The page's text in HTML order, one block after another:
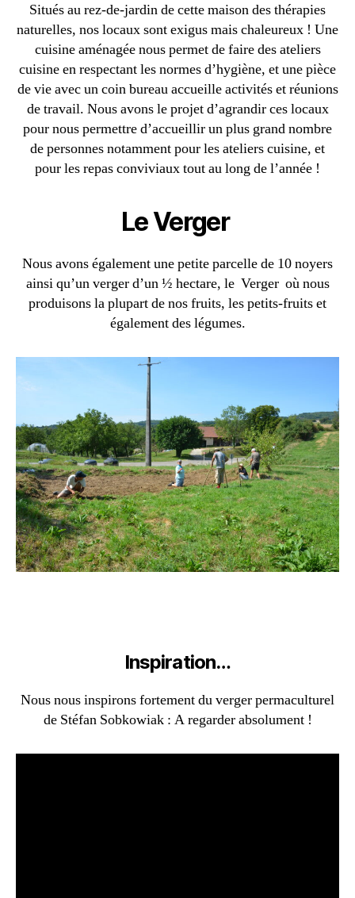
Situés au rez-de-jardin de cette maison des thérapies
naturelles, nos locaux sont exigus mais chaleureux ! Une
cuisine aménagée nous permet de faire des ateliers
cuisine en respectant les normes d’hygiène, et une pièce
de vie avec un coin bureau accueille activités et réunions
de travail. Nous avons le projet d’agrandir ces locaux
pour nous permettre d’accueillir un plus grand nombre
de personnes notamment pour les ateliers cuisine, et
pour les repas conviviaux tout au long de l’année !
Le Verger
Nous avons également une petite parcelle de 10 noyers
ainsi qu’un verger d’un ½ hectare, le Verger où nous
produisons la plupart de nos fruits, les petits-fruits et
également des légumes.
Inspiration…
Nous nous inspirons fortement du verger permaculturel
de Stéfan Sobkowiak : A regarder absolument !